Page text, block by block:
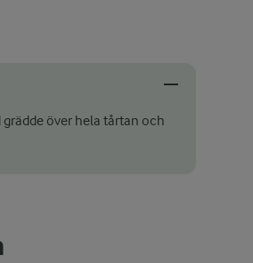
över hela tårtan och